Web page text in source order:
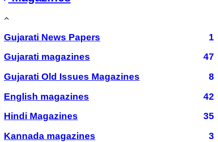
Gujarati News Papers
1
Gujarati magazines
47
Gujarati Old Issues Magazines
8
English magazines
42
Hindi Magazines
35
Kannada magazines
3